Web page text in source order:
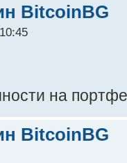
BitcoinBG
на
BitcoinBG